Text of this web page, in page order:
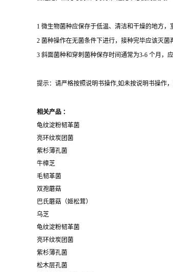
1 微生物菌种应保存于低温、清洁和干燥的地方，
2 菌种操作在无菌条件下进行，接种完毕应该灭菌
3 斜面菌种和穿刺菌种保存时间通常为3-6 个月，
提示：请严格按照说明书操作,如未按说明书操作
相关产品 ：
龟纹淀粉韧革菌
亮环纹炭团菌
紫杉薄孔菌
牛樟芝
毛韧革菌
双孢蘑菇
巴氏蘑菇（姬松茸）
乌芝
龟纹淀粉韧革菌
亮环纹炭团菌
紫杉薄孔菌
松木层孔菌